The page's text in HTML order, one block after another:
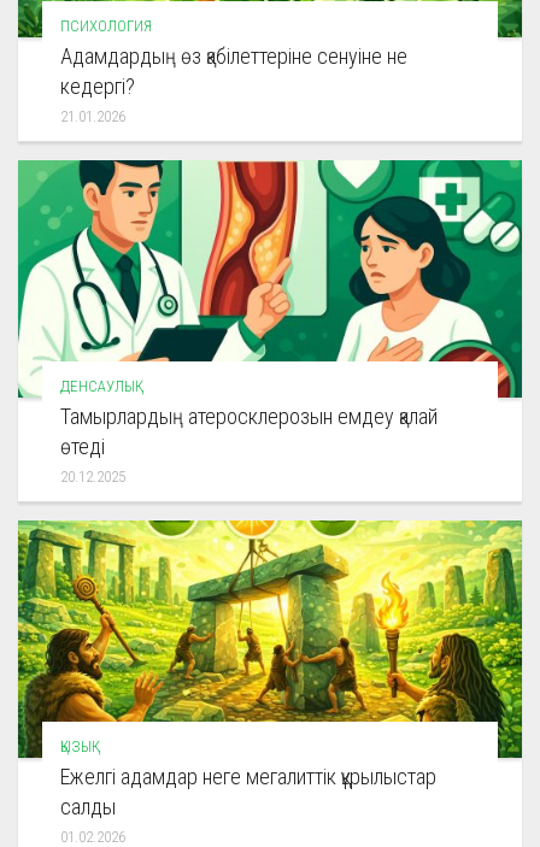
ПСИХОЛОГИЯ
Адамдардың өз қабілеттеріне сенуіне не
кедергі?
21.01.2026
ДЕНСАУЛЫҚ
Тамырлардың атеросклерозын емдеу қалай
өтеді
20.12.2025
ҚЫЗЫҚ
Ежелгі адамдар неге мегалиттік құрылыстар
салды
01.02.2026